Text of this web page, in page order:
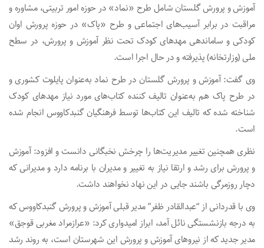
آموزش و پرورش گلستان شامل طرح «نماد» در حوزه امور تربیتی، مشاوره و
مراقبت در برابر آسیب‌های اجتماعی و طرح «پاک» در حوزه پرورش اوان
کودکی و ساماندهی مهدهای کودک تحت نظر آموزش و پرورش، در سطح
ملی (وزارتخانه) پذیرفته و در حال اجرا است.
وی گفت: آموزش و پرورش گلستان در طرح نماد به‌عنوان پایلوت کشوری و
در طرح پاک هم به‌عنوان تالیف کننده کتاب‌های مورد نیاز مهدهای کودک
شناخته شده که تالیف این کتاب‌ها توسط فرهنگیان گنبدکاووس انجام شده
است.
نظری همچنین تغییر مدیریت‌ها را چرخش نخبگانی دانست و افزود: آموزش
و پرورش برای رشد و ارتقا نیاز به تغییر و مدیران با برنامه دارد و مدیرانی که
دچار روزمرگی باشند جایی در این نهاد نخواهند داشت.
وی با قدردانی از “عبدالقادر ظفر” مدیر قبلی آموزش و پرورش گنبدکاووس که
به درجه بازنشستگی نائل آمد، ابراز امیدواری کرد: «عرازمراد مغربی قوجق»
مدیر جدید که از نیروهای آموزش و پرورش این شهرستان است، به روند رشد